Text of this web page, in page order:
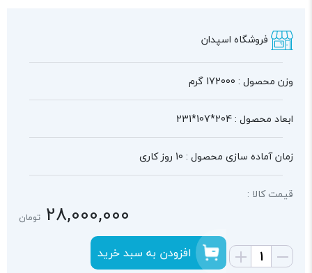
فروشگاه اسپدان
وزن محصول : 172000 گرم
ابعاد محصول : 204*107*231
زمان آماده سازی محصول : 10 روز کاری
قیمت کالا :
28,000,000 تومان
افزودن به سبد خرید